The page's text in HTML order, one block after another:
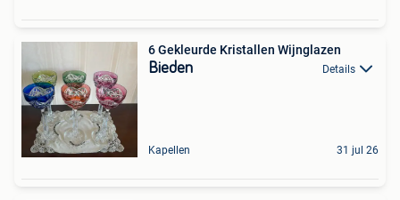
6 Gekleurde Kristallen Wijnglazen
Bieden Details
Kapellen 31 jul 26